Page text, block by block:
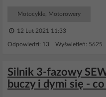
Motocykle, Motorowery
12 Lut 2021 11:33
Odpowiedzi: 13 Wyświetleń: 5625
Silnik 3-fazowy
buczy i dymi się -